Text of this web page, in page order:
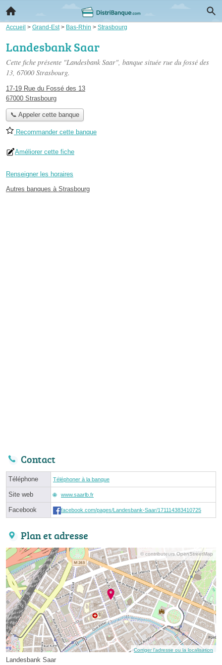
Accueil > Grand-Est> Bas-Rhin > Strasbourg
Landesbank Saar
Cette fiche présente "Landesbank Saar", banque située rue du fossé des
13, 67000 Strasbourg.
17-19 Rue du Fossé des 13
67000 Strasbourg
📞 Appeler cette banque
Recommander cette banque
Améliorer cette fiche
Renseigner les horaires
Autres banques à Strasbourg
Contact
Téléphone Téléphoner à la banque
Site web www.saarlb.fr
Facebook facebook.com/pages/Landesbank-Saar/171114383410725
Plan et adresse
© contributeurs OpenStreetMap
Corriger l’adresse ou la localisation
Landesbank Saar